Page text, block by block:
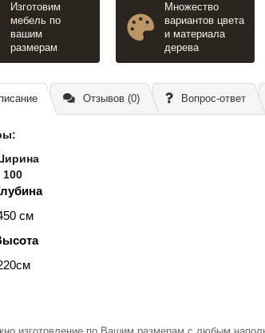
Изготовим
мебель по
вашим
размерам
Множество
вариантов цвета
и материала
дерева
Отзывов (0) Вопрос-ответ
:
100
см